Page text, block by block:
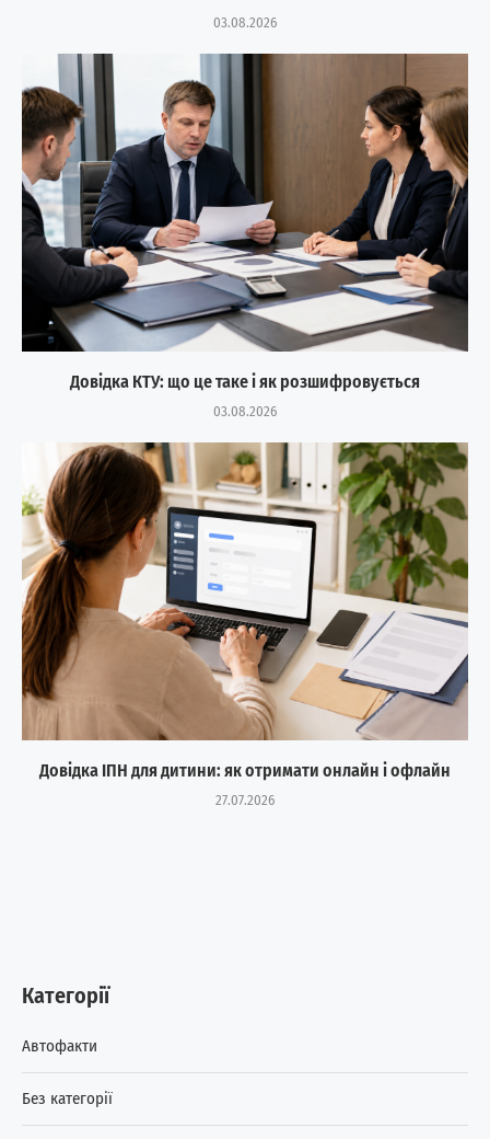
03.08.2026
Довідка КТУ: що це таке і як розшифровується
03.08.2026
Довідка ІПН для дитини: як отримати онлайн і офлайн
27.07.2026
Категорії
Автофакти
Без категорії